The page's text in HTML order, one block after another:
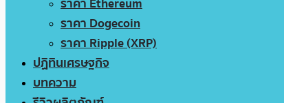
ราคา Dogecoin
ราคา Ripple (XRP)
ปฏิทินเศรษฐกิจ
บทความ